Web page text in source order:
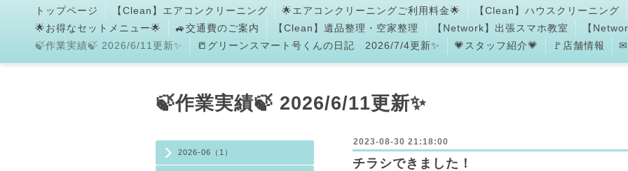
トップページ 【Clean】エアコンクリーニング 🌟エアコンクリーニングご利用料金🌟 【Clean】ハウスクリーニング
🌟お得なセットメニュー🌟
🚙交通費のご案内 【Clean】遺品整理・空家整理 【Network】出張スマホ教室
【
🍃作業実績🍃 2026/6/11更新✨
📒グリーンスマート号くんの日記 2026/7/4更新✨ 💗スタッフ紹介💗 🚩店舗情報 ✉
2026-06（1）
🍃作業実績🍃 2026/6/11更新✨
2023-08-30 21:18:00
チラシできました！